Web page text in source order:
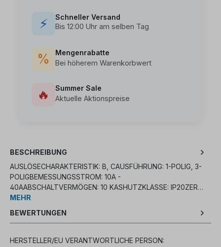
⚡
Schneller Versand
Bis 12:00 Uhr am selben Tag
%
Mengenrabatte
Bei höherem Warenkorbwert
🔥
Summer Sale
Aktuelle Aktionspreise
BESCHREIBUNG
AUSLÖSECHARAKTERISTIK: B, CAUSFÜHRUNG: 1-POLIG, 3-
POLIGBEMESSUNGSSTROM: 10A -
40AABSCHALTVERMÖGEN: 10 KASHUTZKLASSE: IP20ZER…
MEHR
BEWERTUNGEN
HERSTELLER/EU VERANTWORTLICHE PERSON: